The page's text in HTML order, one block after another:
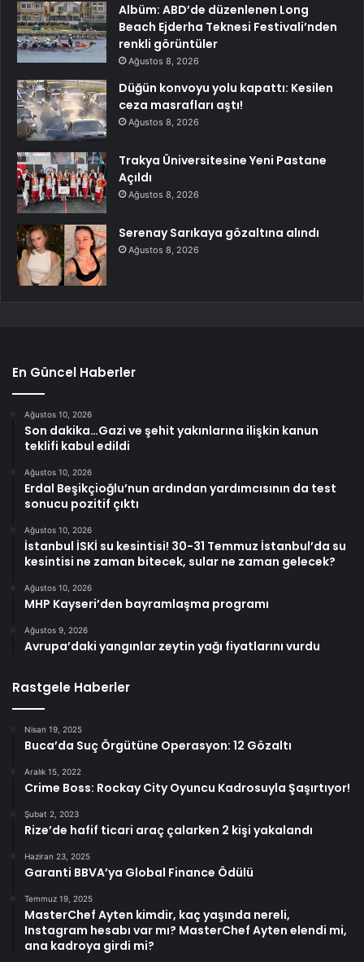
Albüm: ABD’de düzenlenen Long
Beach Ejderha Teknesi Festivali’nden
renkli görüntüler
Ağustos 8, 2026
Düğün konvoyu yolu kapattı: Kesilen
ceza masrafları aştı!
Ağustos 8, 2026
Trakya Üniversitesine Yeni Pastane
Açıldı
Ağustos 8, 2026
Serenay Sarıkaya gözaltına alındı
Ağustos 8, 2026
En Güncel Haberler
Ağustos 10, 2026
Son dakika…Gazi ve şehit yakınlarına ilişkin kanun
teklifi kabul edildi
Ağustos 10, 2026
Erdal Beşikçioğlu’nun ardından yardımcısının da test
sonucu pozitif çıktı
Ağustos 10, 2026
İstanbul İSKİ su kesintisi! 30-31 Temmuz İstanbul’da su
kesintisi ne zaman bitecek, sular ne zaman gelecek?
Ağustos 10, 2026
MHP Kayseri’den bayramlaşma programı
Ağustos 9, 2026
Avrupa’daki yangınlar zeytin yağı fiyatlarını vurdu
Rastgele Haberler
Nisan 19, 2025
Buca’da Suç Örgütüne Operasyon: 12 Gözaltı
Aralık 15, 2022
Crime Boss: Rockay City Oyuncu Kadrosuyla Şaşırtıyor!
Şubat 2, 2023
Rize’de hafif ticari araç çalarken 2 kişi yakalandı
Haziran 23, 2025
Garanti BBVA’ya Global Finance Ödülü
Temmuz 19, 2025
MasterChef Ayten kimdir, kaç yaşında nereli,
Instagram hesabı var mı? MasterChef Ayten elendi mi,
ana kadroya girdi mi?